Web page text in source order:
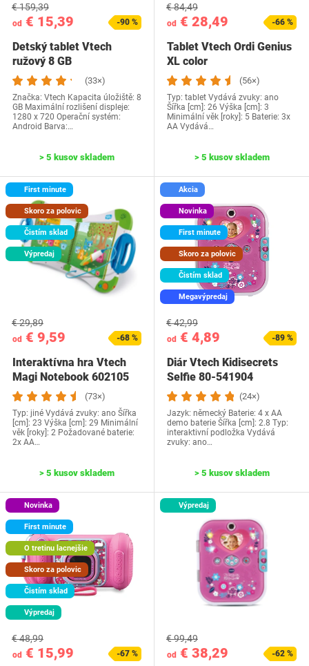
od € 15,39
€ 159,39
-90 %
Detský tablet Vtech
ružový 8 GB
(33×)
Značka: Vtech Kapacita úložiště: 8
GB Maximální rozlišení displeje:
1280 x 720 Operační systém:
Android Barva:…
> 5 kusov skladem
od € 28,49
€ 84,49
-66 %
Tablet Vtech Ordi Genius
XL color
(56×)
Typ: tablet Vydává zvuky: ano
Šířka [cm]: 26 Výška [cm]: 3
Minimální věk [roky]: 5 Baterie: 3x
AA Vydává…
> 5 kusov skladem
First minute
Skoro za polovic
Čistím sklad
Výpredaj
od € 9,59
€ 29,89
-68 %
Interaktívna hra Vtech
Magi Notebook 602105
(73×)
Typ: jiné Vydává zvuky: ano Šířka
[cm]: 23 Výška [cm]: 29 Minimální
věk [roky]: 2 Požadované baterie:
2x AA…
> 5 kusov skladem
Akcia
Novinka
First minute
Skoro za polovic
Čistím sklad
Megavýpredaj
od € 4,89
€ 42,99
-89 %
Diár Vtech Kidisecrets
Selfie 80-541904
(24×)
Jazyk: německý Baterie: 4 x AA
demo baterie Šířka [cm]: 2.8 Typ:
interaktivní podložka Vydává
zvuky: ano…
> 5 kusov skladem
Novinka
First minute
O tretinu lacnejšie
Skoro za polovic
Čistím sklad
Výpredaj
od € 15,99
€ 48,99
-67 %
Výpredaj
od € 38,29
€ 99,49
-62 %